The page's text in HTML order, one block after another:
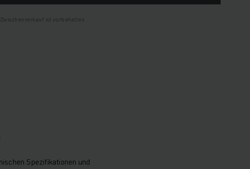
ist vorbehalten.
Spezifikationen und